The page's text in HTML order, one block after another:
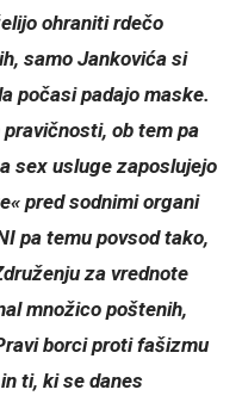
ohraniti rdečo
samo Jankovića si
počasi padajo maske.
ob tem pa
sex usluge zaposlujejo
pred sodnimi organi
pa temu povsod tako,
za vrednote
množico poštenih,
borci proti fašizmu
ti, ki se danes